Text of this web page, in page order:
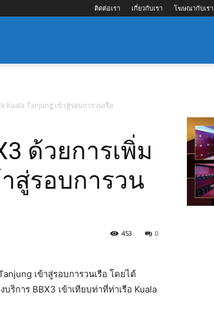
ติดต่อเรา เกี่ยวกับเรา โฆษณากับเรา
Kuala Tanjung เข้าสู่รอบการวนเรือ
ด้วยการเพิ่ม
าสู่รอบการวน
0
453
เข้าสู่รอบการวนเรือ โดยได้
ริการ BBX3 เข้าเทียบท่าที่ท่าเรือ Kuala